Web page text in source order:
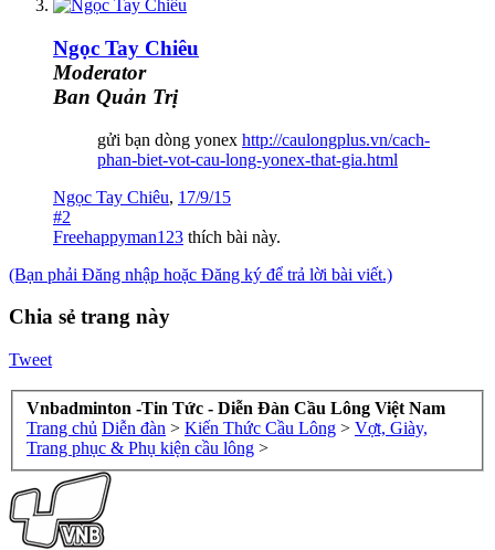
Ngọc Tay Chiêu
Moderator
Ban Quản Trị
gửi bạn dòng yonex http://caulongplus.vn/cach-
phan-biet-vot-cau-long-yonex-that-gia.html
Ngọc Tay Chiêu, 17/9/15
#2
Freehappyman123 thích bài này.
(Bạn phải Đăng nhập hoặc Đăng ký để trả lời bài viết.)
Chia sẻ trang này
Tweet
Vnbadminton -Tin Tức - Diễn Đàn Cầu Lông Việt Nam
Trang chủ Diễn đàn > Kiến Thức Cầu Lông > Vợt, Giày,
Trang phục & Phụ kiện cầu lông >